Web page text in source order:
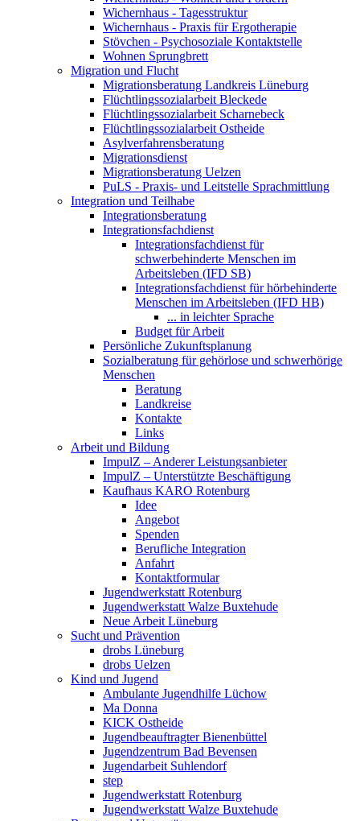
Wichernhaus - Tagesstruktur
Wichernhaus - Praxis für Ergotherapie
Stövchen - Psychosoziale Kontaktstelle
Wohnen Sprungbrett
Migration und Flucht
Migrationsberatung Landkreis Lüneburg
Flüchtlingssozialarbeit Bleckede
Flüchtlingssozialarbeit Scharnebeck
Flüchtlingssozialarbeit Ostheide
Asylverfahrensberatung
Migrationsdienst
Migrationsberatung Uelzen
PuLS - Praxis- und Leitstelle Sprachmittlung
Integration und Teilhabe
Integrationsberatung
Integrationsfachdienst
Integrationsfachdienst für
schwerbehinderte Menschen im
Arbeitsleben (IFD SB)
Integrationsfachdienst für hörbehinderte
Menschen im Arbeitsleben (IFD HB)
... in leichter Sprache
Budget für Arbeit
Persönliche Zukunftsplanung
Sozialberatung für gehörlose und schwerhörige
Menschen
Beratung
Landkreise
Kontakte
Links
Arbeit und Bildung
ImpulZ – Anderer Leistungsanbieter
ImpulZ – Unterstützte Beschäftigung
Kaufhaus KARO Rotenburg
Idee
Angebot
Spenden
Berufliche Integration
Anfahrt
Kontaktformular
Jugendwerkstatt Rotenburg
Jugendwerkstatt Walze Buxtehude
Neue Arbeit Lüneburg
Sucht und Prävention
drobs Lüneburg
drobs Uelzen
Kind und Jugend
Ambulante Jugendhilfe Lüchow
Ma Donna
KICK Ostheide
Jugendbeauftragter Bienenbüttel
Jugendzentrum Bad Bevensen
Jugendarbeit Suhlendorf
step
Jugendwerkstatt Rotenburg
Jugendwerkstatt Walze Buxtehude